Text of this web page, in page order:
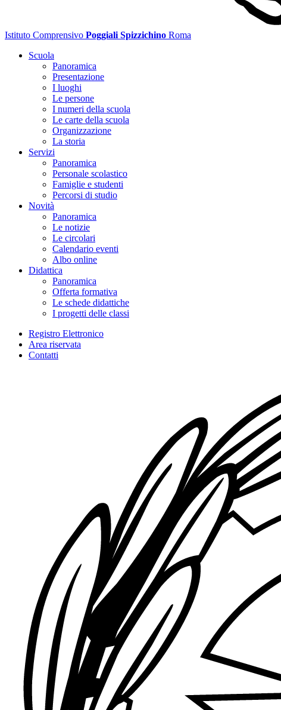
Istituto Comprensivo Poggiali Spizzichino Roma
Scuola
Panoramica
Presentazione
I luoghi
Le persone
I numeri della scuola
Le carte della scuola
Organizzazione
La storia
Servizi
Panoramica
Personale scolastico
Famiglie e studenti
Percorsi di studio
Novità
Panoramica
Le notizie
Le circolari
Calendario eventi
Albo online
Didattica
Panoramica
Offerta formativa
Le schede didattiche
I progetti delle classi
Registro Elettronico
Area riservata
Contatti